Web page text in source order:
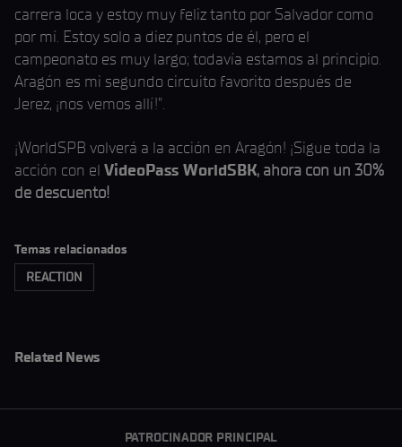
carrera loca y estoy muy feliz tanto por Salvador como
por mí. Estoy solo a diez puntos de él, pero el
campeonato es muy largo; todavía estamos al principio.
Aragón es mi segundo circuito favorito después de
Jerez, ¡nos vemos allí!”.
¡WorldSPB volverá a la acción en Aragón! ¡Sigue toda la
acción con el VideoPass WorldSBK, ahora con un 30%
de descuento!
Temas relacionados
REACTION
Related News
PATROCINADOR PRINCIPAL